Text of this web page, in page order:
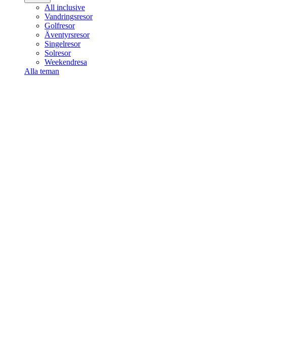
All inclusive
Vandringsresor
Golfresor
Äventyrsresor
Singelresor
Solresor
Weekendresa
Alla teman